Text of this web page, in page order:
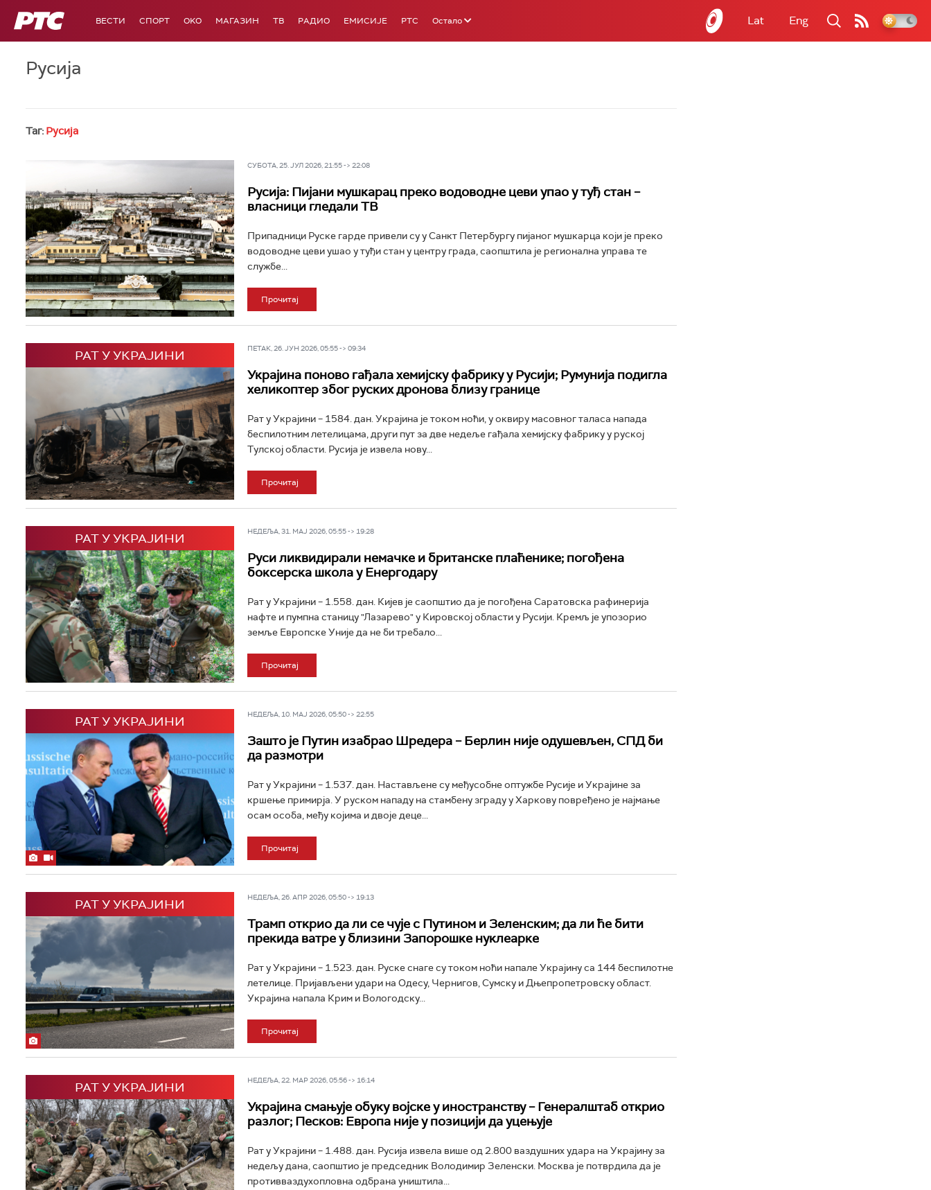
РТС ВЕСТИ СПОРТ OKO МАГАЗИН ТВ РАДИО ЕМИСИЈЕ РТС Остало Lat Eng
Русија
Таг: Русија
СУБОТА, 25. ЈУЛ 2026, 21:55 -> 22:08
Русија: Пијани мушкарац преко водоводне цеви упао у туђ стан –
власници гледали ТВ
Припадници Руске гарде привели су у Санкт Петербургу пијаног мушкарца који је преко
водоводне цеви ушао у туђи стан у центру града, саопштила је регионална управа те
службе...
Прочитај
РАТ У УКРАЈИНИ ПЕТАК, 26. ЈУН 2026, 05:55 -> 09:34
Украјина поново гађала хемијску фабрику у Русији; Румунија подигла
хеликоптер због руских дронова близу границе
Рат у Украјини – 1584. дан. Украјина је током ноћи, у оквиру масовног таласа напада
беспилотним летелицама, други пут за две недеље гађала хемијску фабрику у руској
Тулској области. Русија је извела нову...
Прочитај
РАТ У УКРАЈИНИ НЕДЕЉА, 31. МАЈ 2026, 05:55 -> 19:28
Руси ликвидирали немачке и британске плаћенике; погођена
боксерска школа у Енергодару
Рат у Украјини – 1.558. дан. Кијев је саопштио да је погођена Саратовска рафинерија
нафте и пумпна станицу "Лазарево" у Кировској области у Русији. Кремљ је упозорио
земље Европске Уније да не би требало...
Прочитај
РАТ У УКРАЈИНИ НЕДЕЉА, 10. МАЈ 2026, 05:50 -> 22:55
Зашто је Путин изабрао Шредера – Берлин није одушевљен, СПД би
да размотри
Рат у Украјини – 1.537. дан. Настављене су међусобне оптужбе Русије и Украјине за
кршење примирја. У руском нападу на стамбену зграду у Харкову повређено је најмање
осам особа, међу којима и двоје деце...
Прочитај
РАТ У УКРАЈИНИ НЕДЕЉА, 26. АПР 2026, 05:50 -> 19:13
Трамп открио да ли се чује с Путином и Зеленским; да ли ће бити
прекида ватре у близини Запорошке нуклеарке
Рат у Украјини – 1.523. дан. Руске снаге су током ноћи напале Украјину са 144 беспилотне
летелице. Пријављени удари на Одесу, Чернигов, Сумску и Дњепропетровску област.
Украјина напала Крим и Вологодску...
Прочитај
РАТ У УКРАЈИНИ НЕДЕЉА, 22. МАР 2026, 05:56 -> 16:14
Украјина смањује обуку војске у иностранству – Генералштаб открио
разлог; Песков: Европа није у позицији да уцењује
Рат у Украјини – 1.488. дан. Русија извела више од 2.800 ваздушних удара на Украјину за
недељу дана, саопштио је председник Володимир Зеленски. Москва је потврдила да је
противваздухопловна одбрана уништила...